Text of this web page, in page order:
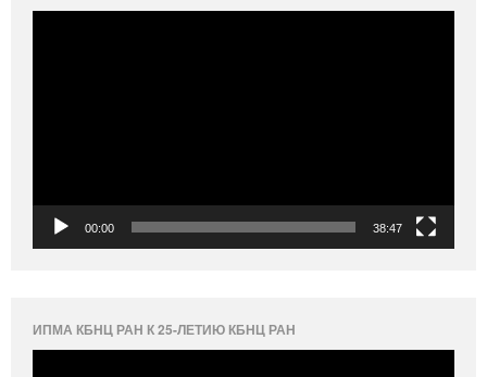
00:00 38:47
ИПМА КБНЦ РАН К 25-ЛЕТИЮ КБНЦ РАН